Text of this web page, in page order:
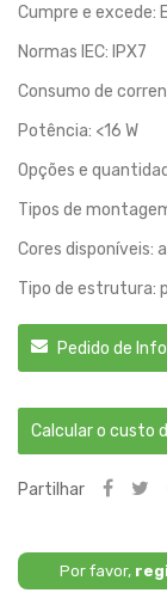
Cumpre e excede:
Normas IEC: IPX7
Consumo de
Potência: <16 W
Opções e
Tipos de
Cores disponíveis:
Tipo de estrutura:
Pedido de
Calcular o custo
Partilhar
Por favor,